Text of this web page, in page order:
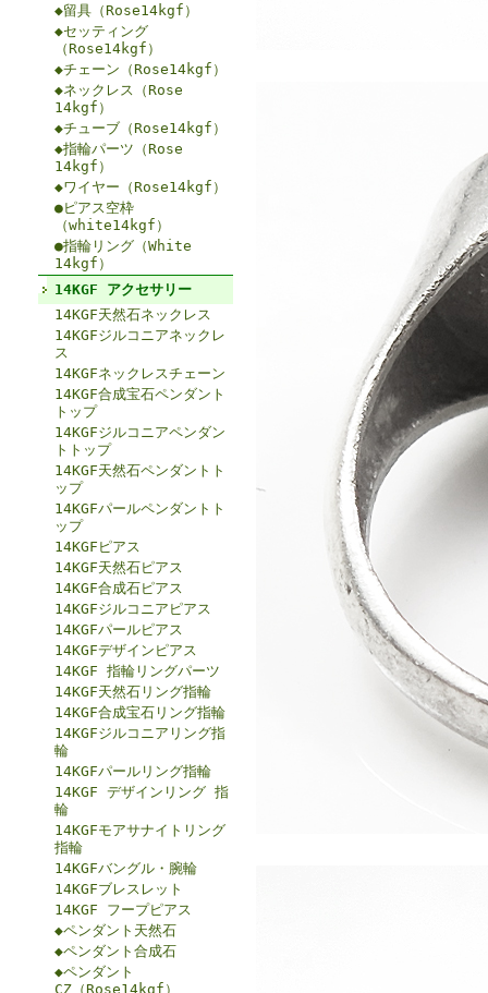
◆留具（Rose14kgf）
◆セッティング
（Rose14kgf）
◆チェーン（Rose14kgf）
◆ネックレス（Rose
14kgf）
◆チューブ（Rose14kgf）
◆指輪パーツ（Rose
14kgf）
◆ワイヤー（Rose14kgf）
●ピアス空枠
（white14kgf）
●指輪リング（White
14kgf）
14KGF アクセサリー
14KGF天然石ネックレス
14KGFジルコニアネックレ
ス
14KGFネックレスチェーン
14KGF合成宝石ペンダント
トップ
14KGFジルコニアペンダン
トトップ
14KGF天然石ペンダントト
ップ
14KGFパールペンダントト
ップ
14KGFピアス
14KGF天然石ピアス
14KGF合成石ピアス
14KGFジルコニアピアス
14KGFパールピアス
14KGFデザインピアス
14KGF 指輪リングパーツ
14KGF天然石リング指輪
14KGF合成宝石リング指輪
14KGFジルコニアリング指
輪
14KGFパールリング指輪
14KGF デザインリング 指
輪
14KGFモアサナイトリング
指輪
14KGFバングル・腕輪
14KGFブレスレット
14KGF フープピアス
◆ペンダント天然石
◆ペンダント合成石
◆ペンダント
CZ（Rose14kgf）